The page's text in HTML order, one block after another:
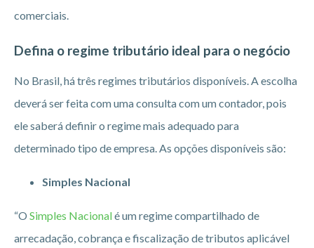
comerciais.
Defina o regime tributário ideal para o negócio
No Brasil, há três regimes tributários disponíveis. A escolha
deverá ser feita com uma consulta com um contador, pois
ele saberá definir o regime mais adequado para
determinado tipo de empresa. As opções disponíveis são:
Simples Nacional
“O Simples Nacionalé um regime compartilhado de
arrecadação, cobrança e fiscalização de tributos aplicável